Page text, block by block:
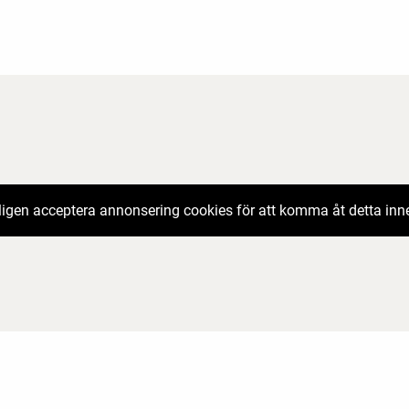
acceptera annonsering cookies för att komma åt detta